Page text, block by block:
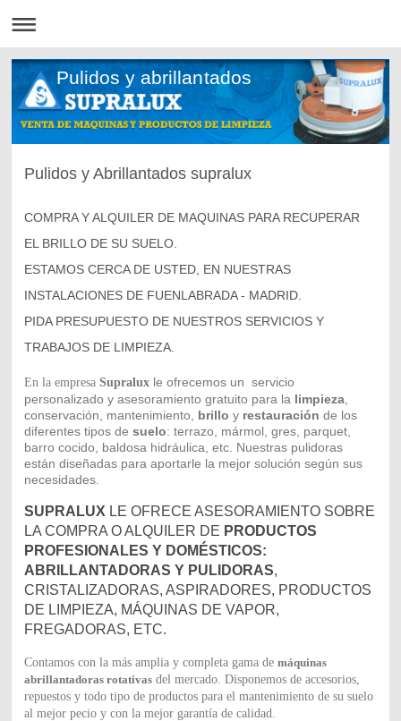
Pulidos y abrillantados
Pulidos y Abrillantados supralux
COMPRA Y ALQUILER DE MAQUINAS PARA RECUPERAR
EL BRILLO DE SU SUELO.
ESTAMOS CERCA DE USTED, EN NUESTRAS
INSTALACIONES DE FUENLABRADA - MADRID.
PIDA PRESUPUESTO DE NUESTROS SERVICIOS Y
TRABAJOS DE LIMPIEZA.
En la empresa Supraluxle ofrecemos un servicio
personalizado y asesoramiento gratuito para la limpieza,
conservación, mantenimiento, brillo y restauración de los
diferentes tipos de suelo: terrazo, mármol, gres, parquet,
barro cocido, baldosa hidráulica, etc. Nuestras pulidoras
están diseñadas para aportarle la mejor solución según sus
necesidades.
SUPRALUX LE OFRECE ASESORAMIENTO SOBRE
LA COMPRA O ALQUILER DE PRODUCTOS
PROFESIONALES Y DOMÉSTICOS:
ABRILLANTADORAS Y PULIDORAS,
CRISTALIZADORAS, ASPIRADORES, PRODUCTOS
DE LIMPIEZA, MÁQUINAS DE VAPOR,
FREGADORAS, ETC.
Contamos con la más amplia y completa gama de máquinas
abrillantadoras rotativas del mercado. Disponemos de accesorios,
repuestos y todo tipo de productos para el mantenimiento de su suelo
al mejor pecio y con la mejor garantía de calidad.